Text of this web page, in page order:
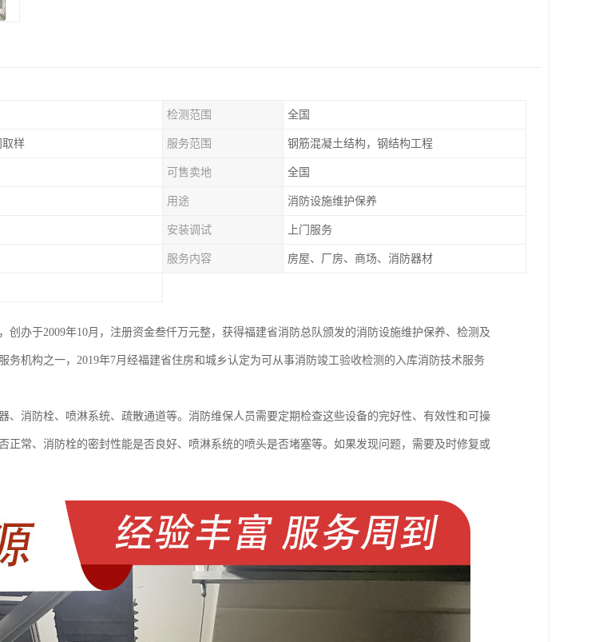
检测范围 全国
取样 服务范围 钢筋混凝土结构，钢结构工程
可售卖地 全国
用途 消防设施维护保养
安装调试 上门服务
服务内容 房屋、厂房、商场、消防器材
创办于2009年10月，注册资金叁仟万元整，获得福建省消防总队颁发的消防设施维护保养、检测及
务机构之一，2019年7月经福建省住房和城乡认定为可从事消防竣工验收检测的入库消防技术服务
、消防栓、喷淋系统、疏散通道等。消防维保人员需要定期检查这些设备的完好性、有效性和可操
正常、消防栓的密封性能是否良好、喷淋系统的喷头是否堵塞等。如果发现问题，需要及时修复或